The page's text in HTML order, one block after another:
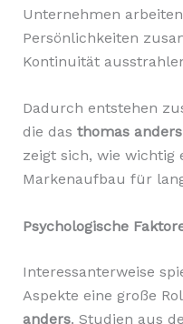
Unternehmen
Persönlichkeiten
Kontinuität
Dadurch entstehen
die das thomas anders
zeigt sich, wie wichtig
Markenaufbau für
Psychologische
Interessanterweise
Aspekte eine große
anders. Studien aus